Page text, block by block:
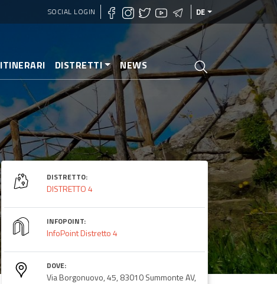
SOCIAL LOGIN DE
ITINERARI DISTRETTI NEWS
DISTRETTO:
DISTRETTO 4
INFOPOINT:
InfoPoint Distretto 4
DOVE:
Via Borgonuovo, 45, 83010 Summonte AV,